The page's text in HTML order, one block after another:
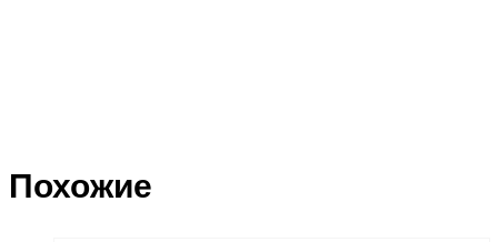
Похожие